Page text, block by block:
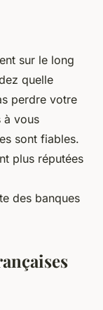
?
sur le long
quelle
perdre votre
à vous
sont fiables.
plus réputées
des banques